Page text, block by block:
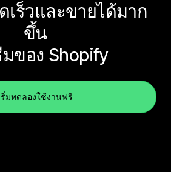
เร็วและขายได้มาก
ขึ้น
ของ Shopify
ริ่มทดลองใช้งานฟรี